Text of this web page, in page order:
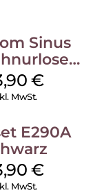
Sinus
Telefon
€
MwSt.
E290A
€
MwSt.